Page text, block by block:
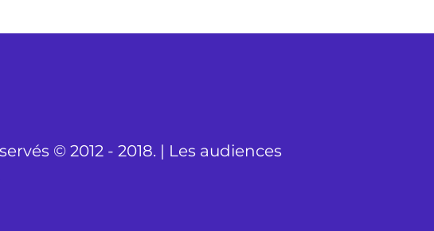
© 2012 - 2018. | Les audiences